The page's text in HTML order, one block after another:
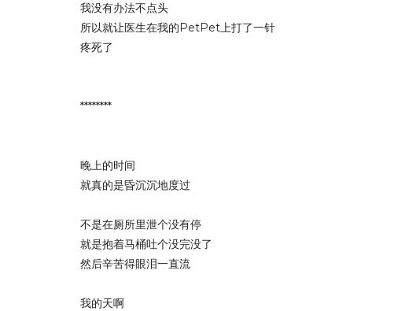
我没有办法不点头
所以就让医生在我的PetPet上打了一针
疼死了
********
晚上的时间
就真的是昏沉沉地度过
不是在厕所里泄个没有停
就是抱着马桶吐个没完没了
然后辛苦得眼泪一直流
我的天啊